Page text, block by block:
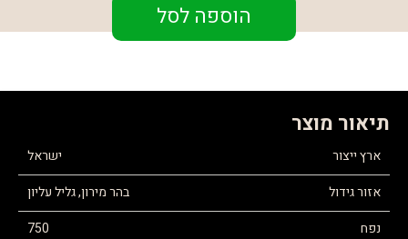
הוספה לסל
תיאור מוצר
ארץ ייצור
ישראל
אזור גידול
בהר מירון, גליל עליון
נפח
750